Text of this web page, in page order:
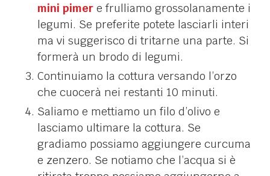
mini pimer e frulliamo grossolanamente i
legumi. Se preferite potete lasciarli interi
ma vi suggerisco di tritarne una parte. Si
formerà un brodo di legumi.
Continuiamo la cottura versando l’orzo
che cuocerà nei restanti 10 minuti.
Saliamo e mettiamo un filo d’olivo e
lasciamo ultimare la cottura. Se
gradiamo possiamo aggiungere curcuma
e zenzero. Se notiamo che l’acqua si è